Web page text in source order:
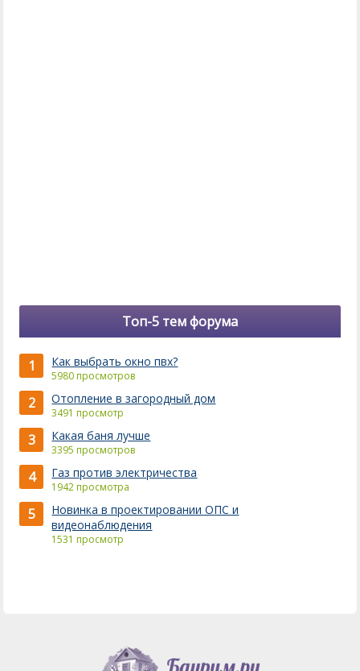
Топ-5 тем форума
1 Как выбрать окно пвх?
5980 просмотров
2 Отопление в загородный дом
3491 просмотр
3 Какая баня лучше
3395 просмотров
4 Газ против электричества
1942 просмотра
5
Новинка в проектировании ОПС и
видеонаблюдения
1531 просмотр